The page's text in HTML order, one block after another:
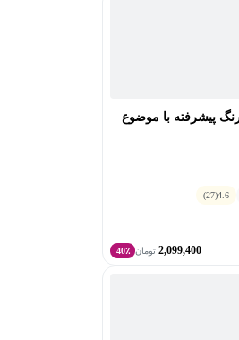
پیشرفته با موضوع
4.6
(27)
2,099,400 تومان 40٪